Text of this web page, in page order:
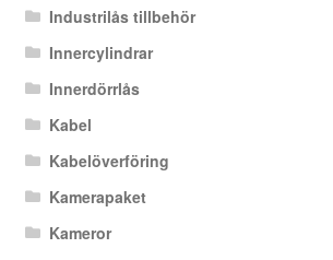
Industrilås tillbehör
Innercylindrar
Innerdörrlås
Kabel
Kabelöverföring
Kamerapaket
Kameror